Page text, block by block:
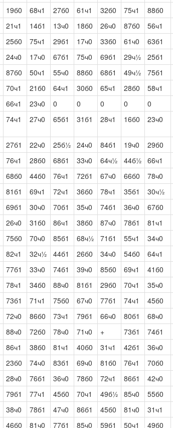
19б0 68ч1 27б0 61ч1 32б0 75ч1 88б0
21ч1 14б1 13ч0 18б0 26ч0 87б0 56ч1
25б0 75ч1 29б1 17ч0 33б0 61ч0 63б1
24ч0 17ч0 67б1 75ч0 69б1 29ч½ 25б1
87б0 50ч1 55ч0 88б0 68б1 49ч½ 75б1
70ч1 21б0 64ч1 30б0 65ч1 28б0 58ч1
66ч1 23ч0 0 0 0 0 0
74ч1 27ч0 65б1 31б1 28ч1 16б0 23ч0
27б1 22ч0 25б½ 24ч0 84б1 19ч0 29б0
76ч1 28б0 68б1 33ч0 64ч½ 44б½ 66ч1
68б0 44б0 76ч1 72б1 67ч0 66б0 78ч0
81б1 69ч1 72ч1 36б0 78ч1 35б1 30ч½
69б1 30ч0 70б1 35ч0 74б1 36ч0 67б0
26ч0 31б0 86ч1 38б0 87ч0 78б1 81ч1
75б0 70ч0 85б1 68ч½ 71б1 55ч1 34ч0
82ч1 32ч½ 44б1 26б0 34ч0 54б0 64ч1
77б1 33ч0 74б1 39ч0 85б0 69ч1 41б0
78ч1 34б0 88ч0 81б1 29б0 70ч1 35ч0
73б1 71ч1 75б0 67ч0 77б1 74ч1 45б0
72ч0 86б0 73ч1 79б1 66ч0 80б1 68ч0
88ч0 72б0 78ч0 71ч0 + 73б1 74б1
86ч1 38б0 81ч1 40б0 31ч1 42б1 36ч0
23б0 74ч0 83б1 69ч0 81б0 76ч1 70б0
28ч0 76б1 36ч0 78б0 72ч1 86б1 42ч0
79б1 77ч1 45б0 70ч1 49б½ 85ч0 55б0
38ч0 78б1 47ч0 86б1 45б0 81ч0 31ч1
46б0 81ч0 77б1 85ч0 59б1 50ч1 49б0